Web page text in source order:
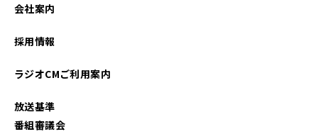
会社案内
採用情報
ラジオCMご利用案内
放送基準
番組審議会